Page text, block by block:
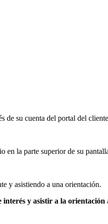
de su cuenta del portal del
en la parte superior de su
y asistiendo a una orientación.
y asistir a la orientación